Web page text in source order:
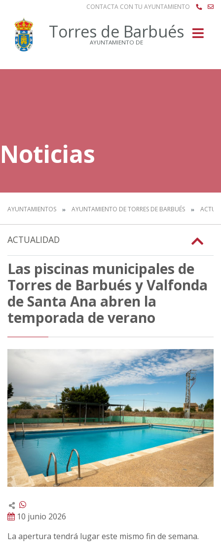
CONTACTA CON TU AYUNTAMIENTO
Torres de Barbués
AYUNTAMIENTO DE
Noticias
AYUNTAMIENTOS AYUNTAMIENTO DE TORRES DE BARBUÉS
ACTUALIDAD
Las piscinas municipales de
Torres de Barbués y Valfonda
de Santa Ana abren la
temporada de verano
10 junio 2026
La apertura tendrá lugar este mismo fin de semana.